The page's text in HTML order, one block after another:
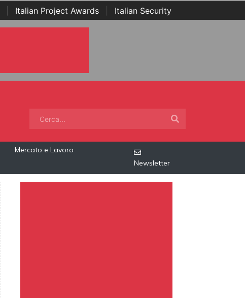
Italian Project Awards
Italian Security
Mercato e Lavoro
Newsletter